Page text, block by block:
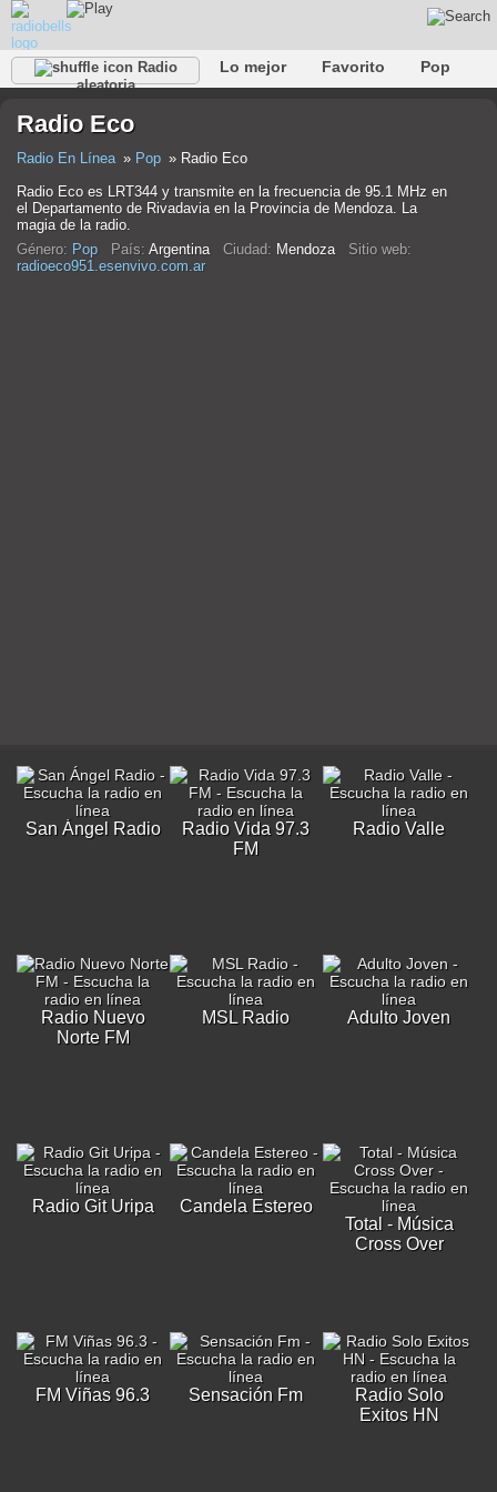
Radio
aleatoria
Lo mejor Favorito
Pop
Rap
Trans
Radio Eco
Radio En Línea Pop
Radio Eco
Radio Eco es LRT344 y transmite en la frecuencia de 95.1 MHz en
el Departamento de Rivadavia en la Provincia de Mendoza. La
magia de la radio.
Género: Pop País: Argentina Ciudad: Mendoza Sitio web:
radioeco951.esenvivo.com.ar
San Ángel Radio
Radio Vida 97.3
FM
Radio Valle
Radio Nuevo
Norte FM
MSL Radio Adulto Joven
Radio Git Uripa
Candela Estereo
Total - Música
Cross Over
FM Viñas 96.3 Sensación Fm
Radio Solo
Exitos HN